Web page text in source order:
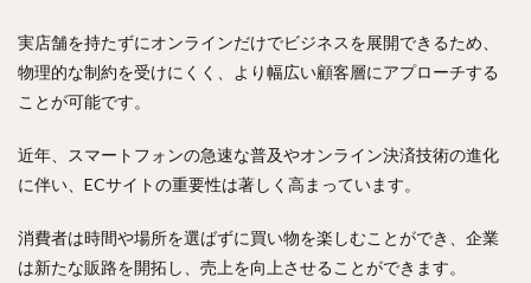
実店舗を持たずにオンラインだけでビジネスを展開できるため、
物理的な制約を受けにくく、より幅広い顧客層にアプローチする
ことが可能です。
近年、スマートフォンの急速な普及やオンライン決済技術の進化
に伴い、ECサイトの重要性は著しく高まっています。
消費者は時間や場所を選ばずに買い物を楽しむことができ、企業
は新たな販路を開拓し、売上を向上させることができます。